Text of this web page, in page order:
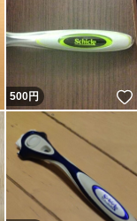
いいね！
500円